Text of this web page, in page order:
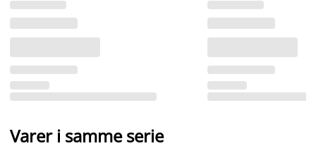
Varer i samme serie